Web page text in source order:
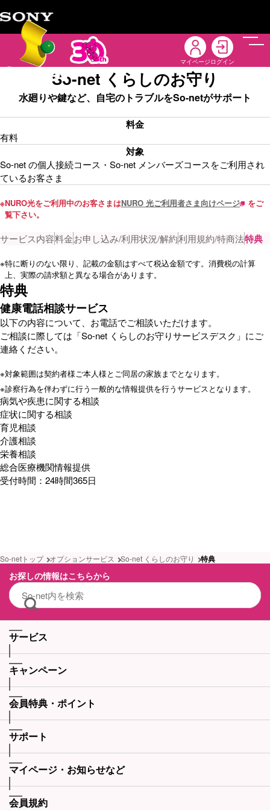
マイページ ログイン
メニ
So-net くらしのお守り
水廻りや鍵など、自宅のトラブルをSo-netがサポート
料金
有料
対象
So-net の個人接続コース・So-net メンバーズコースをご利用され
ているお客さま
※NURO光をご利用中のお客さまはNURO 光ご利用者さま向けページ
をご
覧下さい。
サービス内容料金お申し込み/利用状況/解約利用規約/特商法特典
※特に断りのない限り、記載の金額はすべて税込金額です。消費税の計算
上、実際の請求額と異なる場合があります。
特典
健康電話相談サービス
以下の内容について、お電話でご相談いただけます。
ご相談に際しては「So-net くらしのお守りサービスデスク」にご
連絡ください。
※対象範囲は契約者様ご本人様とご同居の家族までとなります。
※診察行為を伴わずに行う一般的な情報提供を行うサービスとなります。
病気や疾患に関する相談
症状に関する相談
育児相談
介護相談
栄養相談
総合医療機関情報提供
受付時間：24時間365日
So-netトップ オプションサービス So-net くらしのお守り 特典
お探しの情報はこちらから
サービス
キャンペーン
会員特典・ポイント
サポート
マイページ・お知らせなど
会員規約